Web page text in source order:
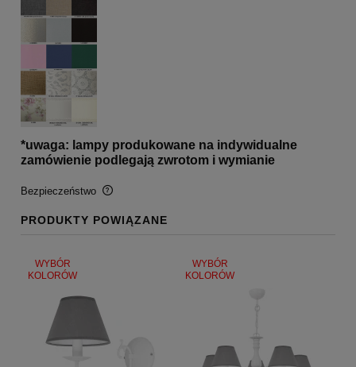
*uwaga: lampy produkowane na indywidualne
zamówienie podlegają zwrotom i wymianie
Bezpieczeństwo
BEZPIECZEŃSTWO
Posiada oznaczenie CE (zgodność z normami UE).
Producent
GOLDSUN
PRODUKTY POWIĄZANE
WYBÓR
KOLORÓW
WYBÓR
KOLORÓW